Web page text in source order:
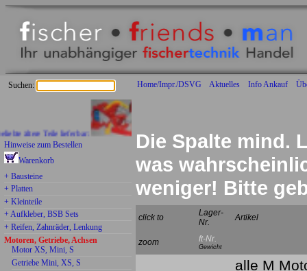
Home/Impr./DSVG Aktuelles Info Ankauf
Suchen:
Teile lieferbar:
Hinweise zum Bestellen
Warenkorb
+ Bausteine
+ Platten
+ Kleinteile
+ Aufkleber, BSB Sets
+ Reifen, Zahnräder, Lenkung
Motoren, Getriebe, Achsen
Motor XS, Mini, S
Getriebe Mini, XS, S
Die Spalte mind.
was
weniger! Bitte
click to
Lager-
Nr.
Artikel
zoom ft-Nr.
Gewicht
alle M